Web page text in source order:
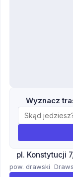
Wyznacz
pl. Konstytucji
pow. drawski